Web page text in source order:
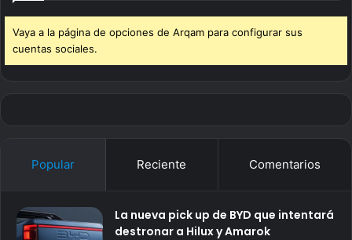
Vaya a la página de opciones de Arqam para configurar sus
cuentas sociales.
Popular Reciente Comentarios
La nueva pick up de BYD que intentará
destronar a Hilux y Amarok